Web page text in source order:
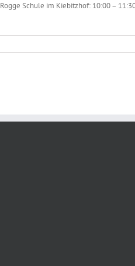
Schule im Kiebitzhof: 10:00 –